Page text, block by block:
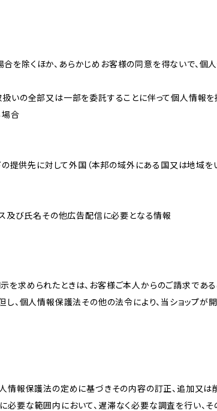
を除くほか、あらかじめお客様の同意を得ないで、個
いの全部又は一部を委託することに伴って個人情報
場合
提供先に対して外国（本邦の域外にある国又は地域
ス及び氏名その他広告配信に必要となる情報
求められたときは、お客様ご本人からのご請求であ
し、個人情報保護法その他の法令により、当ショップ
情報保護法の定めに基づきその内容の訂正、追加又は
要な範囲内において、遅滞なく必要な調査を行い、